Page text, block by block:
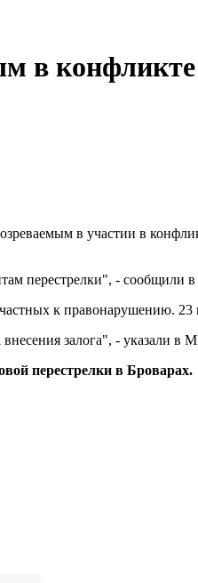
в
в участии в
перестрелки", - сообщили
к правонарушению. 23
внесения залога", - указали в
перестрелки в Броварах.